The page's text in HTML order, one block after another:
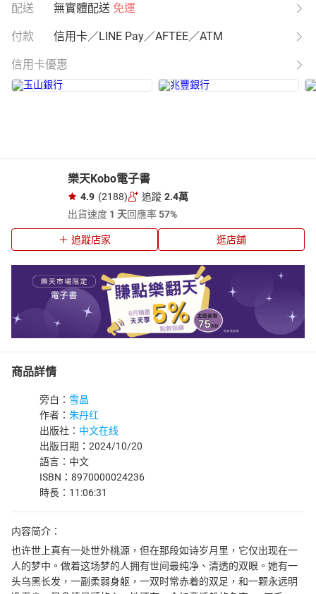
配送 無實體配送 免運
付款 信用卡／LINE Pay／AFTEE／ATM
信用卡優惠
樂天Kobo電子書
4.9 (2188) 追蹤 2.4萬
出貨速度 1 天回應率57%
追蹤店家 逛店舖
商品詳情
旁白： 雪晶
作者： 朱丹红
出版社： 中文在线
出版日期：2024/10/20
語言：中文
ISBN：8970000024236
時長：11:06:31
内容简介：
也许世上真有一处世外桃源，但在那段如诗岁月里，它仅出现在一
人的梦中。做着这场梦的人拥有世间最纯净、清透的双眼。她有一
头乌黑长发，一副柔弱身躯，一双时常赤着的双足，和一颗永远明